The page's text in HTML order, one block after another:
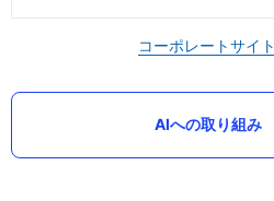
コーポレートサイト
AIへの取り組み